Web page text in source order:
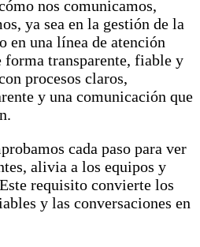
nos comunicamos,
ya sea en la gestión de la
en una línea de atención
forma transparente, fiable y
procesos claros,
y una comunicación que
cada paso para ver
alivia a los equipos y
requisito convierte los
y las conversaciones en